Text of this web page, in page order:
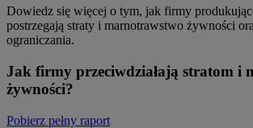
Dowiedz się więcej o tym, jak firmy
postrzegają straty i marnotrawstwo żywności
ograniczania.
Jak firmy przeciwdziałają stratom i
żywności?
Pobierz pełny raport